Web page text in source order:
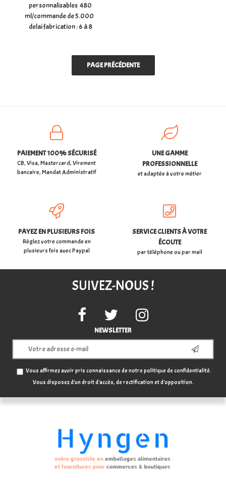
personnalisables 480
ml/commande de 5.000
delai fabrication : 6 à 8
100.00€ en sus paiement
50 % a la commande solde
PAIEMENT 100% SÉCURISÉ
CB, Visa, Mastercard, Virement
bancaire, Mandat Administratif
UNE GAMME
PROFESSIONNELLE
et adaptée à votre métier
PAYEZ EN PLUSIEURS FOIS
Réglez votre commande en
plusieurs fois avec Paypal
SERVICE CLIENTS À VOTRE
ÉCOUTE
par téléphone ou par mail
SUIVEZ-NOUS !
NEWSLETTER
Vous affirmez avoir pris connaissance de notre politique de confidentialité.
Vous disposez d'un droit d'accès, de rectification et d'opposition.